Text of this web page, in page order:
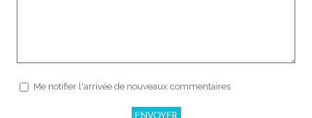
Me notifier l'arrivée de nouveaux commentaires